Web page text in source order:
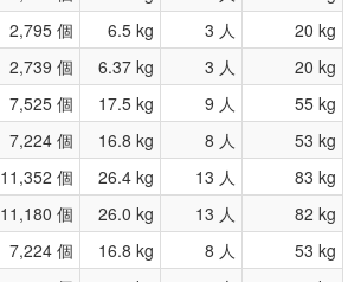
2,795 個 6.5 kg 3 人
20 kg
2,739 個 6.37 kg 3 人
20 kg
7,525 個 17.5 kg 9 人
55 kg
7,224 個 16.8 kg 8 人
53 kg
11,352 個 26.4 kg 13 人
83 kg
11,180 個 26.0 kg 13 人
82 kg
7,224 個 16.8 kg 8 人
53 kg